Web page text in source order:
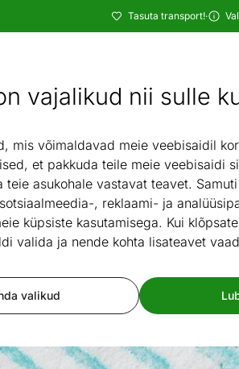
vajalikud nii sulle
mis võimaldavad meie veebisaidil
et pakkuda teile meie veebisaidi
teie asukohale vastavat teavet.
, reklaami- ja
küpsiste kasutamisega. Kui
valida ja nende kohta lisateavet
valikud
Tasuta transport!·
- ON24